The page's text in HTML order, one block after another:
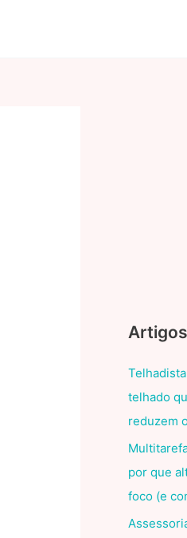
telhado
reduzem
por que
foco (e